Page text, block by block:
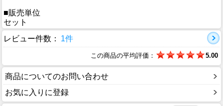
■販売単位
セット
レビュー件数：
1件
この商品の平均評価： 5.00
商品についてのお問い合わせ
お気に入りに登録